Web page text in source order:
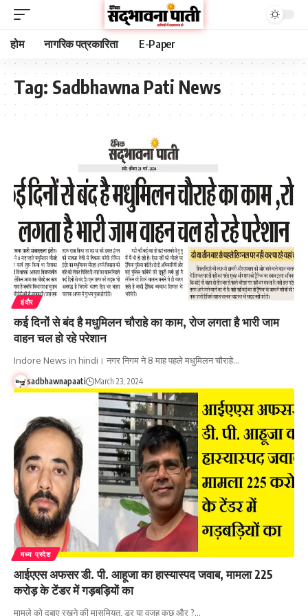
होम नागरिक पत्रकारिता E-Paper
Tag: Sadbhawna Pati News
इंदौर
कई दिनों से बंद है मधुमिलन चौराहे का काम, रोज लगता है भारी जाम
वाहन चल हो रहे परेशान
Indore News in hindi। नगर निगम ने 8 माह पहले मधुमिलन चौराहे…
sadbhawnapaati March 23, 2024
मध्य प्रदेश
आईएएस अफसर डी. पी. आहूजा का हास्यास्पद जवाब, मामला 225
करोड़ के टेंडर में गड़बड़ियों का
मामले को दबाए रखने की मासूमियत, डर या वजह कुछ और ?…